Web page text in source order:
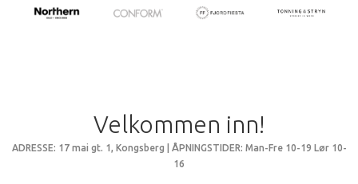
Velkommen inn!
ADRESSE: 17 mai gt. 1, Kongsberg | ÅPNINGSTIDER: Man-Fre 10-19 Lør 10-
16